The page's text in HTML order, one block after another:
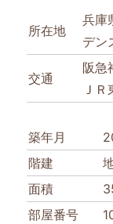
所在地
兵庫
デン
交通
阪急
Ｊ
築年月
階建
面積
部屋番号